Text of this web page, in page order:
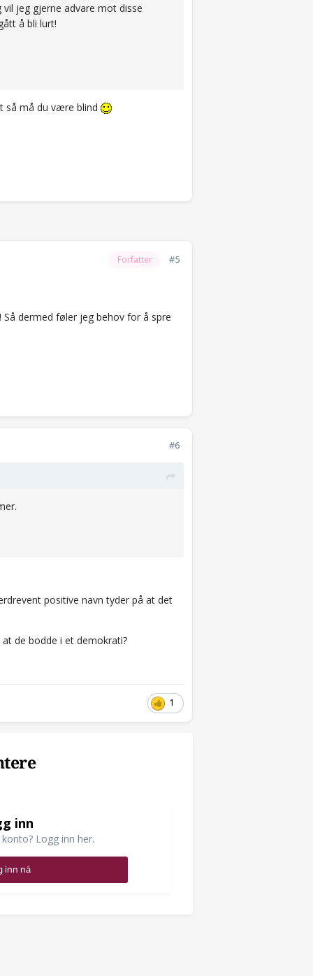
jeg gjerne advare mot disse
å bli lurt!
så må du være blind
Forfatter #5
Så dermed føler jeg behov for å spre
#6
positive navn tyder på at det
de bodde i et demokrati?
1
inn
Logg inn her.
inn nå